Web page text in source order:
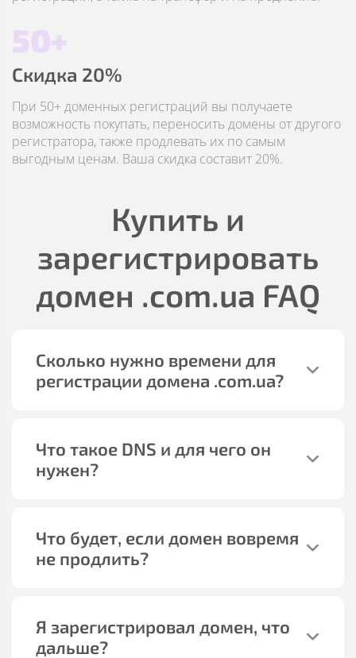
50+
Скидка 20%
При 50+ доменных регистраций вы получаете
возможность покупать, переносить домены от другого
регистратора, также продлевать их по самым
выгодным ценам. Ваша скидка составит 20%.
Купить и
зарегистрировать
домен .com.ua FAQ
Сколько нужно времени для
регистрации домена .com.ua?
Что такое DNS и для чего он
нужен?
Что будет, если домен вовремя
не продлить?
Я зарегистрировал домен, что
дальше?